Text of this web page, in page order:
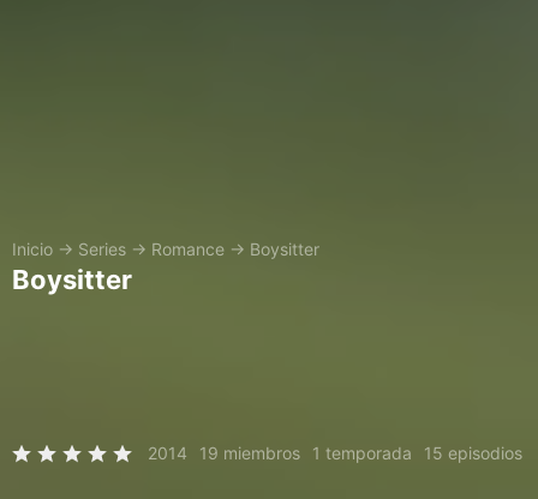
Inicio → Series → Romance → Boysitter
Boysitter
2014 19 miembros 1 temporada 15 episodios